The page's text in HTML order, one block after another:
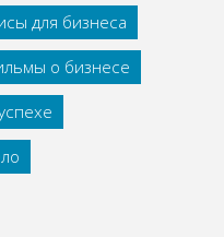
для бизнеса
о бизнесе